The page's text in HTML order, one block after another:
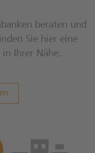
beraten und
Sie hier eine
in Ihrer Nähe.